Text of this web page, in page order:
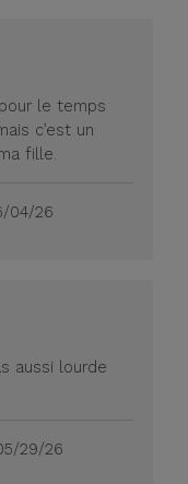
le temps
c’est un
fille.
Date
04/26
aussi lourde
Date
29/26